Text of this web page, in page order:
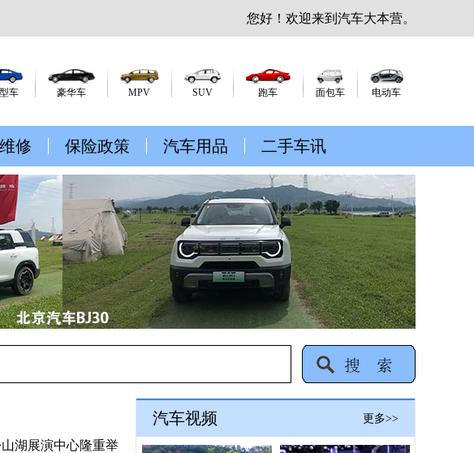
您好！欢迎来到汽车大本营。
车 豪华车 MPV SUV 跑车 面包车 电动车
修 保险政策 汽车用品 二手车讯
湖展演中心隆重举
汽车视频 更多>>